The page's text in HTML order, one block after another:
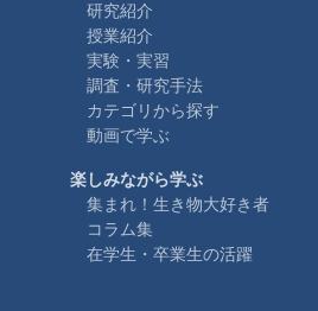
研究紹介
授業紹介
実験・実習
調査・研究手法
カテゴリから探す
動画で学ぶ
楽しみながら学ぶ
集まれ！生き物大好き者
コラム集
在学生・卒業生の活躍